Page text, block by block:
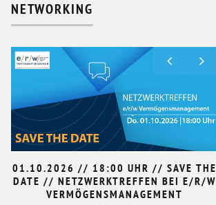
NETWORKING
01.10.2026 // 18:00 UHR // SAVE THE
DATE // NETZWERKTREFFEN BEI E/R/W
VERMÖGENSMANAGEMENT